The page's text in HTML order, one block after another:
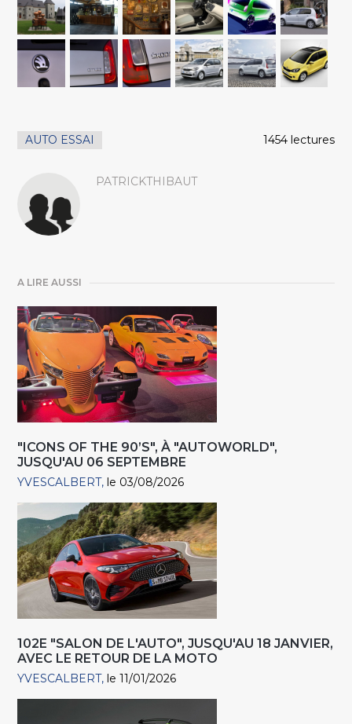
AUTO ESSAI 1454 lectures
PATRICKTHIBAUT
A LIRE AUSSI
"ICONS OF THE 90’S", À "AUTOWORLD",
JUSQU'AU 06 SEPTEMBRE
YVESCALBERT le 03/08/2026
102E "SALON DE L'AUTO", JUSQU'AU 18 JANVIER,
AVEC LE RETOUR DE LA MOTO
YVESCALBERT le 11/01/2026